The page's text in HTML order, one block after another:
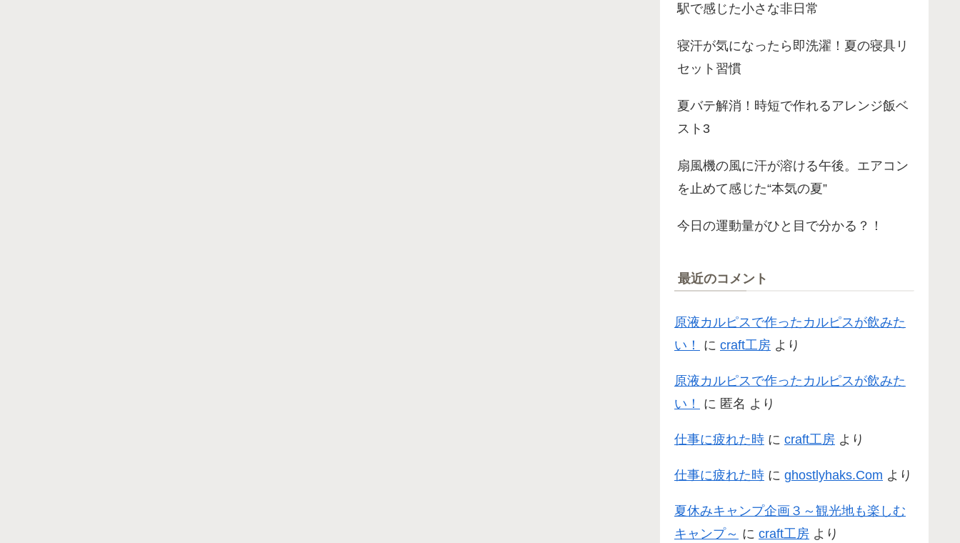
駅で感じた小さな非日常
寝汗が気になったら即洗濯！夏の寝具リ
セット習慣
夏バテ解消！時短で作れるアレンジ飯ベ
スト3
扇風機の風に汗が溶ける午後。エアコン
を止めて感じた“本気の夏”
今日の運動量がひと目で分かる？！
最近のコメント
原液カルピスで作ったカルピスが飲みた
い！
に craft工房 より
原液カルピスで作ったカルピスが飲みた
い！
に 匿名 より
仕事に疲れた時 に craft工房 より
仕事に疲れた時 に ghostlyhaks.Com より
夏休みキャンプ企画３～観光地も楽しむ
キャンプ～ に craft工房 より